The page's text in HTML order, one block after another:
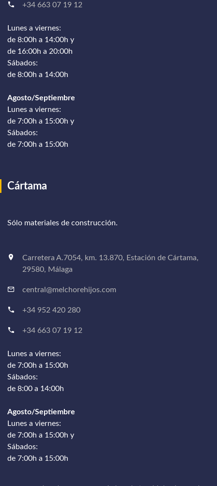
+34 663 07 19 12
Lunes a viernes:
de 8:00h a 14:00h y
de 16:00h a 20:00h
Sábados:
de 8:00h a 14:00h
Agosto/Septiembre
Lunes a viernes:
de 7:00h a 15:00h y
Sábados:
de 7:00h a 15:00h
Cártama
Sólo materiales de construcción.
Carretera A.7054, km. 13.870, Estación de Cártama,
29580, Málaga
central@melchorehijos.com
+34 952 420 280
+34 663 07 19 12
Lunes a viernes:
de 7:00h a 15:00h
Sábados:
de 8:00 a 14:00h
Agosto/Septiembre
Lunes a viernes:
de 7:00h a 15:00h y
Sábados:
de 7:00h a 15:00h